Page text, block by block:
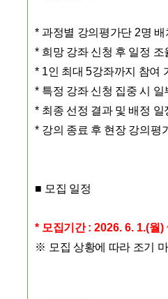
* 과정별 강의평가단 2명 배
* 희망 강좌 신청 후 일정 조
* 1인 최대5강좌까지 참여
* 특정 강좌 신청 집중 시 일
* 최종 선정 결과 및 배정 일
* 강의 종료 후 현장 강의평
■ 모집 일정
* 모집기간: 2026. 6. 1.(월)
※ 모집 상황에 따라 조기